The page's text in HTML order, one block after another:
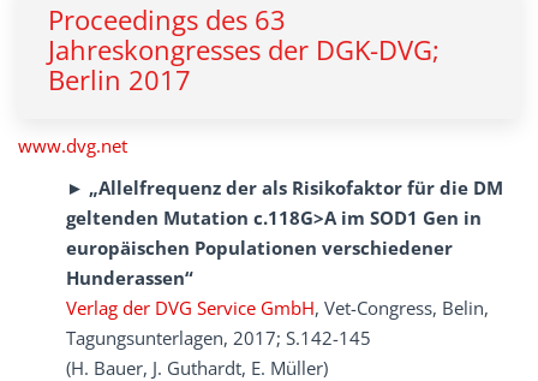
Proceedings des 63
Jahreskongresses der DGK-DVG;
Berlin 2017
www.dvg.net
► „Allelfrequenz der als Risikofaktor für die DM
geltenden Mutation c.118G>A im SOD1 Gen in
europäischen Populationen verschiedener
Hunderassen“
Verlag der DVG Service GmbH, Vet-Congress, Belin,
Tagungsunterlagen, 2017; S.142-145
(H. Bauer, J. Guthardt, E. Müller)